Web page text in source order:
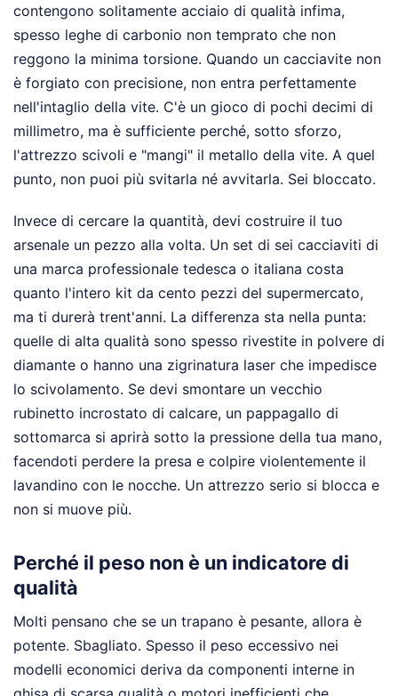
contengono solitamente acciaio di qualità infima,
spesso leghe di carbonio non temprato che non
reggono la minima torsione. Quando un cacciavite non
è forgiato con precisione, non entra perfettamente
nell'intaglio della vite. C'è un gioco di pochi decimi di
millimetro, ma è sufficiente perché, sotto sforzo,
l'attrezzo scivoli e "mangi" il metallo della vite. A quel
punto, non puoi più svitarla né avvitarla. Sei bloccato.
Invece di cercare la quantità, devi costruire il tuo
arsenale un pezzo alla volta. Un set di sei cacciaviti di
una marca professionale tedesca o italiana costa
quanto l'intero kit da cento pezzi del supermercato,
ma ti durerà trent'anni. La differenza sta nella punta:
quelle di alta qualità sono spesso rivestite in polvere di
diamante o hanno una zigrinatura laser che impedisce
lo scivolamento. Se devi smontare un vecchio
rubinetto incrostato di calcare, un pappagallo di
sottomarca si aprirà sotto la pressione della tua mano,
facendoti perdere la presa e colpire violentemente il
lavandino con le nocche. Un attrezzo serio si blocca e
non si muove più.
Perché il peso non è un indicatore di
qualità
Molti pensano che se un trapano è pesante, allora è
potente. Sbagliato. Spesso il peso eccessivo nei
modelli economici deriva da componenti interne in